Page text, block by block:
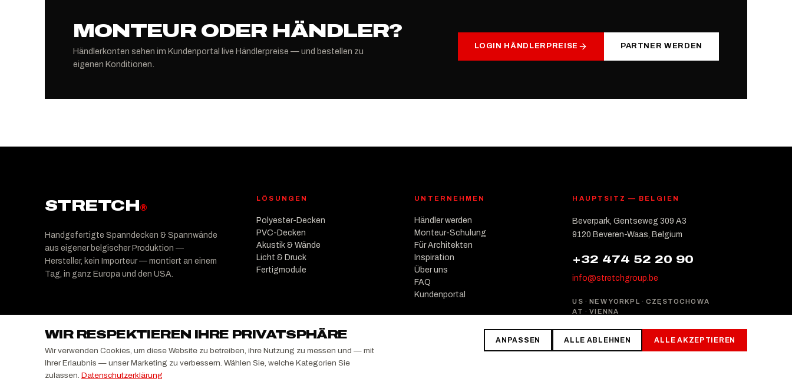
MONTEUR ODER HÄNDLER?
Händlerkonten sehen im Kundenportal live Händlerpreise — und bestellen zu
eigenen Konditionen.
LOGIN HÄNDLERPREISE PARTNER WERDEN
STRETCH®
Handgefertigte Spanndecken & Spannwände
aus eigener belgischer Produktion —
Hersteller, kein Importeur — montiert an einem
Tag, in ganz Europa und den USA.
LÖSUNGEN
Polyester-Decken
PVC-Decken
Akustik & Wände
Licht & Druck
Fertigmodule
UNTERNEHMEN
Händler werden
Monteur-Schulung
Für Architekten
Inspiration
Über uns
FAQ
Kundenportal
HAUPTSITZ — BELGIEN
Beverpark, Gentseweg 309 A3
9120 Beveren-Waas, Belgium
+32 474 52 20 90
info@stretchgroup.be
US · NEW YORKPL · CZĘSTOCHOWA
AT · VIENNA
Copyright © 2026 STRETCH Group — Powered by STRETCH Media
WIR RESPEKTIEREN IHRE PRIVATSPHÄRE
Wir verwenden Cookies, um diese Website zu betreiben, ihre Nutzung zu messen und — mit
Ihrer Erlaubnis — unser Marketing zu verbessern. Wählen Sie, welche Kategorien Sie
zulassen. Datenschutzerklärung
ANPASSEN ALLE ABLEHNEN ALLE AKZEPTIEREN